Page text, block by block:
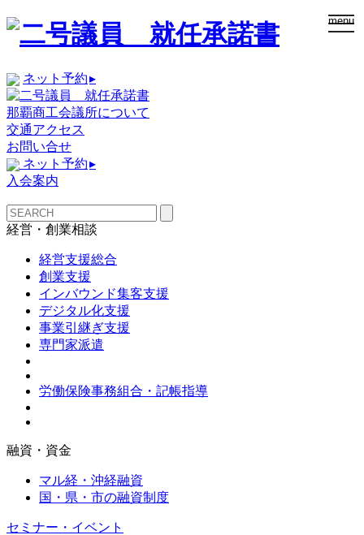
menu
ネット予約▸
那覇商工会議所について
交通アクセス
お問い合せ
ネット予約▸
入会案内
経営・創業相談
経営支援総合
創業支援
インバウンド集客支援
デジタル化支援
事業引継ぎ支援
専門家派遣
労働保険事務組合・記帳指導
融資・資金
マル経・沖経融資
国・県・市の融資制度
セミナー・イベント